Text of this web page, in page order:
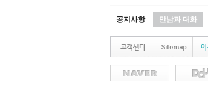
공지사항 만남과 대화